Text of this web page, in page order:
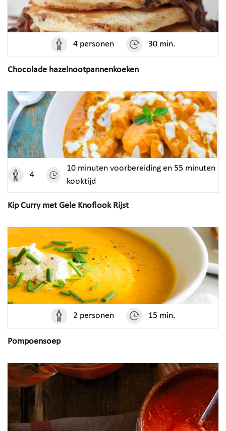
4 personen 30 min.
Chocolade hazelnootpannenkoeken
4
10 minuten voorbereiding en 55 minuten
kooktijd
Kip Curry met Gele Knoflook Rijst
2 personen 15 min.
Pompoensoep